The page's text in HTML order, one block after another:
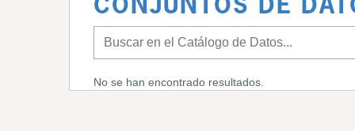
CONJUNTOS DE
No se han encontrado resultados.